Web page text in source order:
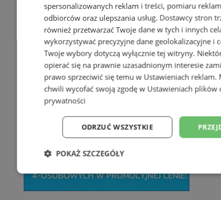
spersonalizowanych reklam i treści, pomiaru
odbiorców oraz ulepszania usług. Dostawcy stron
również przetwarzać Twoje dane w tych i innych
wykorzystywać precyzyjne dane geolokalizacyjne i
Twoje wybory dotyczą wyłącznie tej witryny.
opierać się na prawnie uzasadnionym interesie
prawo sprzeciwić się temu w Ustawieniach reklam.
chwili wycofać swoją zgodę w Ustawieniach plików
prywatności
ODRZUĆ WSZYSTKIE
POKAŻ SZCZEGÓŁY
Niezbędne Wydajność